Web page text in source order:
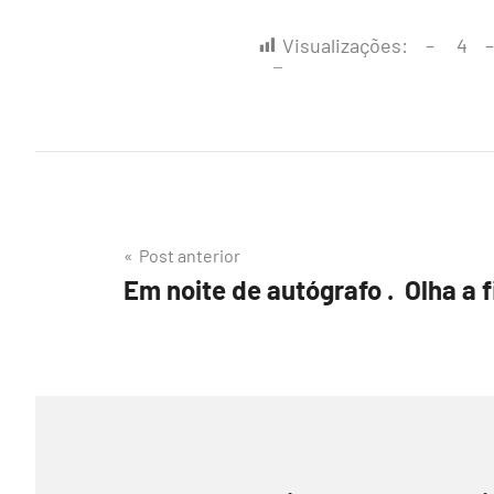
Visualizações: 4
Navegação
de
Post anterior
Em noite de autógrafo . Olha a